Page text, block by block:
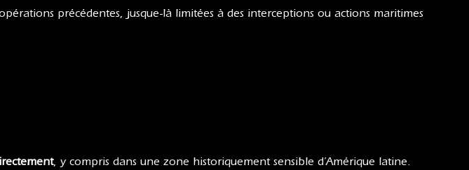
précédentes, jusque-là limitées à des interceptions ou actions maritimes
, y compris dans une zone historiquement sensible d’Amérique latine.